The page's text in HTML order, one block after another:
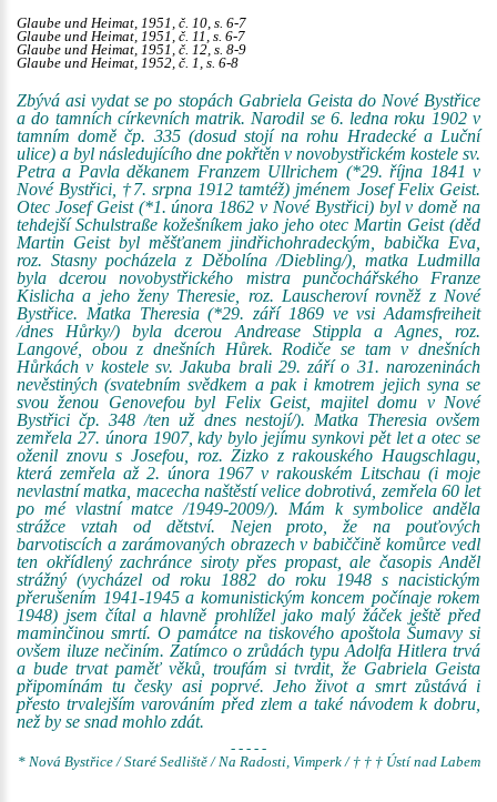
Glaube und Heimat, 1951, č. 10, s. 6-7
Glaube und Heimat, 1951, č. 11, s. 6-7
Glaube und Heimat, 1951, č. 12, s. 8-9
Glaube und Heimat, 1952, č. 1, s. 6-8
Zbývá asi vydat se po stopách Gabriela Geista do Nové Bystřice
a do tamních církevních matrik. Narodil se 6. ledna roku 1902 v
tamním domě čp. 335 (dosud stojí na rohu Hradecké a Luční
ulice) a byl následujícího dne pokřtěn v novobystřickém kostele sv.
Petra a Pavla děkanem Franzem Ullrichem (*29. října 1841 v
Nové Bystřici, †7. srpna 1912 tamtéž) jménem Josef Felix Geist.
Otec Josef Geist (*1. února 1862 v Nové Bystřici) byl v domě na
tehdejší Schulstraße kožešníkem jako jeho otec Martin Geist (děd
Martin Geist byl měšťanem jindřichohradeckým, babička Eva,
roz. Stasny pocházela z Děbolína /Diebling/), matka Ludmilla
byla dcerou novobystřického mistra punčochářského Franze
Kislicha a jeho ženy Theresie, roz. Lauscheroví rovněž z Nové
Bystřice. Matka Theresia (*29. září 1869 ve vsi Adamsfreiheit
/dnes Hůrky/) byla dcerou Andrease Stippla a Agnes, roz.
Langové, obou z dnešních Hůrek. Rodiče se tam v dnešních
Hůrkách v kostele sv. Jakuba brali 29. září o 31. narozeninách
nevěstiných (svatebním svědkem a pak i kmotrem jejich syna se
svou ženou Genovefou byl Felix Geist, majitel domu v Nové
Bystřici čp. 348 /ten už dnes nestojí/). Matka Theresia ovšem
zemřela 27. února 1907, kdy bylo jejímu synkovi pět let a otec se
oženil znovu s Josefou, roz. Zizko z rakouského Haugschlagu,
která zemřela až 2. února 1967 v rakouském Litschau (i moje
nevlastní matka, macecha naštěstí velice dobrotivá, zemřela 60 let
po mé vlastní matce /1949-2009/). Mám k symbolice anděla
strážce vztah od dětství. Nejen proto, že na pouťových
barvotiscích a zarámovaných obrazech v babiččině komůrce vedl
ten okřídlený zachránce siroty přes propast, ale časopis Anděl
strážný (vycházel od roku 1882 do roku 1948 s nacistickým
přerušením 1941-1945 a komunistickým koncem počínaje rokem
1948) jsem čítal a hlavně prohlížel jako malý žáček ještě před
maminčinou smrtí. O památce na tiskového apoštola Šumavy si
ovšem iluze nečiním. Zatímco o zrůdách typu Adolfa Hitlera trvá
a bude trvat paměť věků, troufám si tvrdit, že Gabriela Geista
připomínám tu česky asi poprvé. Jeho život a smrt zůstává i
přesto trvalejším varováním před zlem a také návodem k dobru,
než by se snad mohlo zdát.
- - - - -
* Nová Bystřice / Staré Sedliště / Na Radosti, Vimperk / † † † Ústí nad Labem